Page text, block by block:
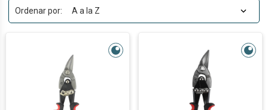
Ordenar por: